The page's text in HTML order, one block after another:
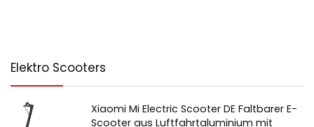
Elektro Scooters
Xiaomi Mi Electric Scooter DE Faltbarer E-
Scooter aus Luftfahrtaluminium mit